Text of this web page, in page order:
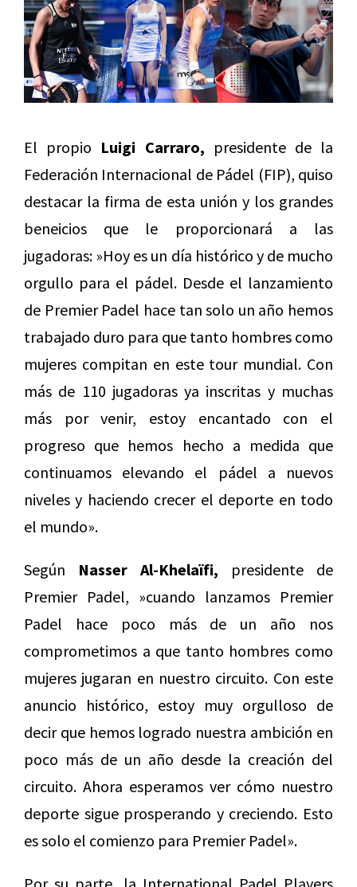
El propio Luigi Carraro, presidente de la
Federación Internacional de Pádel (FIP), quiso
destacar la firma de esta unión y los grandes
beneicios que le proporcionará a las
jugadoras: »Hoy es un día histórico y de mucho
orgullo para el pádel. Desde el lanzamiento
de Premier Padel hace tan solo un año hemos
trabajado duro para que tanto hombres como
mujeres compitan en este tour mundial. Con
más de 110 jugadoras ya inscritas y muchas
más por venir, estoy encantado con el
progreso que hemos hecho a medida que
continuamos elevando el pádel a nuevos
niveles y haciendo crecer el deporte en todo
el mundo».
Según Nasser Al-Khelaïfi, presidente de
Premier Padel, »cuando lanzamos Premier
Padel hace poco más de un año nos
comprometimos a que tanto hombres como
mujeres jugaran en nuestro circuito. Con este
anuncio histórico, estoy muy orgulloso de
decir que hemos logrado nuestra ambición en
poco más de un año desde la creación del
circuito. Ahora esperamos ver cómo nuestro
deporte sigue prosperando y creciendo. Esto
es solo el comienzo para Premier Padel».